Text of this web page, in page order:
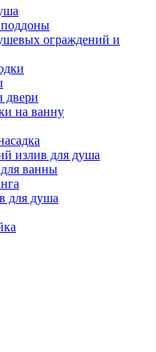
ограждений и
двери
на ванну
излив для душа
ванны
для душа